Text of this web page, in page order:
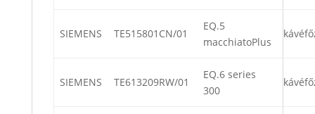
SIEMENS TE515801CN/01
EQ.5
macchiatoPlus
SIEMENS TE613209RW/01
EQ.6 series
300